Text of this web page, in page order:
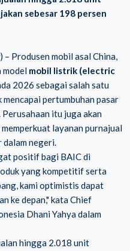
sebesar 198 persen
Produsen mobil asal China,
model mobil listrik (electric
2026 sebagai salah satu
pertumbuhan pasar
itu juga akan
layanan purnajual
dalam negeri.
positif bagi BAIC di
yang kompetitif serta
kami optimistis dapat
ke depan," kata Chief
Dhani Yahya dalam
hingga 2.018 unit